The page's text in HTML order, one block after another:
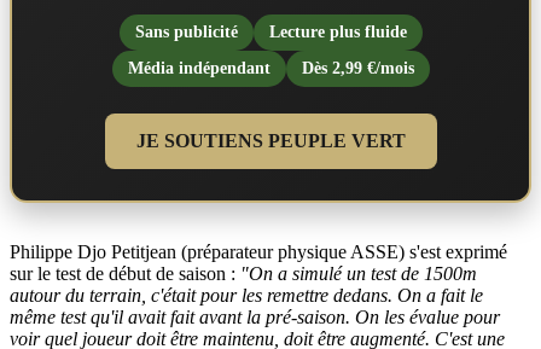
Sans publicité
Lecture plus fluide
Média indépendant
Dès 2,99 €/mois
JE SOUTIENS PEUPLE VERT
Philippe Djo Petitjean (préparateur physique ASSE) s'est exprimé
sur le test de début de saison : "On a simulé un test de 1500m
autour du terrain, c'était pour les remettre dedans. On a fait le
même test qu'il avait fait avant la pré-saison. On les évalue pour
voir quel joueur doit être maintenu, doit être augmenté. C'est une